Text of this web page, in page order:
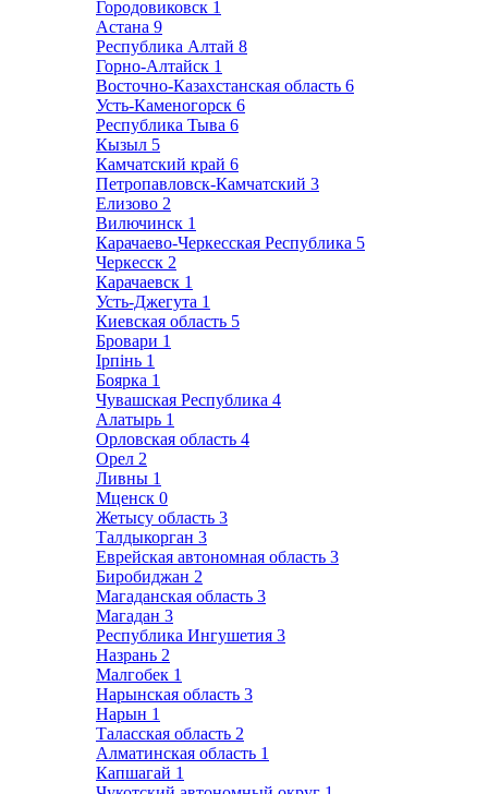
Городовиковск 1
Астана 9
Республика Алтай 8
Горно-Алтайск 1
Восточно-Казахстанская область 6
Усть-Каменогорск 6
Республика Тыва 6
Кызыл 5
Камчатский край 6
Петропавловск-Камчатский 3
Елизово 2
Вилючинск 1
Карачаево-Черкесская Республика 5
Черкесск 2
Карачаевск 1
Усть-Джегута 1
Киевская область 5
Бровари 1
Ірпінь 1
Боярка 1
Чувашская Республика 4
Алатырь 1
Орловская область 4
Орел 2
Ливны 1
Мценск 0
Жетысу область 3
Талдыкорган 3
Еврейская автономная область 3
Биробиджан 2
Магаданская область 3
Магадан 3
Республика Ингушетия 3
Назрань 2
Малгобек 1
Нарынская область 3
Нарын 1
Таласская область 2
Алматинская область 1
Капшагай 1